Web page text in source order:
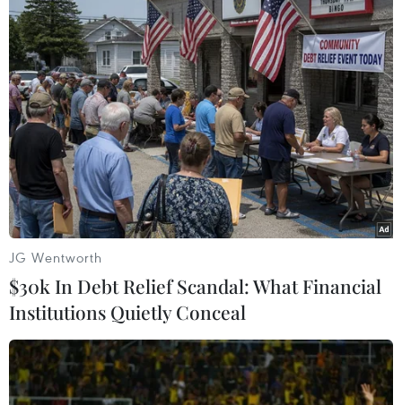
TIN LIÊN QUAN
Tây Ban Nha: Hàng trăm nghìn người biểu
tình để phản đối chính phủ
JG Wentworth
$30k In Debt Relief Scandal: What Financial
Institutions Quietly Conceal